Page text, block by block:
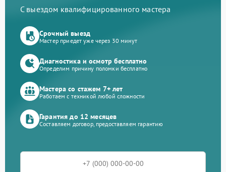
С выездом квалифицированного мастера
Срочный выезд
Мастер приедет уже через 30 минут
Диагностика и осмотр бесплатно
Определим причину поломки бесплатно
Мастера со стажем 7+ лет
Работаем с техникой любой сложности
Гарантия до 12 месяцев
Составляем договор, предоставляем гарантию